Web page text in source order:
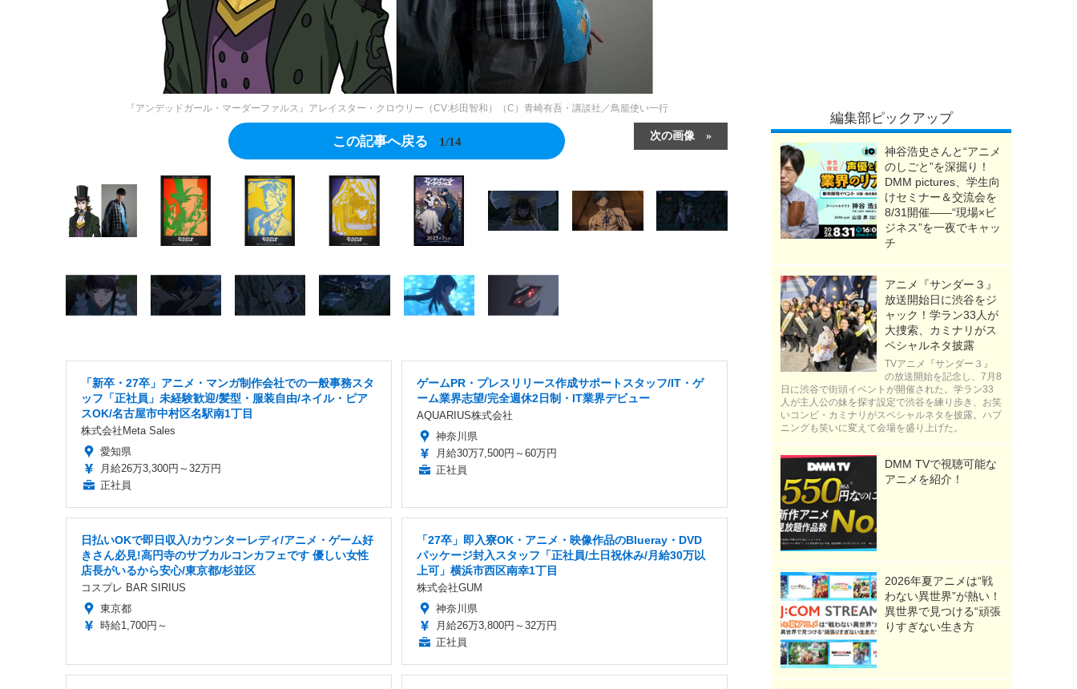
『アンデッドガール・マーダーファルス』アレイスター・クロウリー（CV:杉田智和）（C）青崎有吾・講談社／鳥籠使い一行
次の画像
この記事へ戻る 1/14
「新卒・27卒」アニメ・マンガ制作会社での一般事務スタ
ッフ「正社員」未経験歓迎/髪型・服装自由/ネイル・ピア
スOK/名古屋市中村区名駅南1丁目
株式会社Meta Sales
愛知県
月給26万3,300円～32万円
正社員
ゲームPR・プレスリリース作成サポートスタッフ/IT・ゲ
ーム業界志望/完全週休2日制・IT業界デビュー
AQUARIUS株式会社
神奈川県
月給30万7,500円～60万円
正社員
日払いOKで即日収入/カウンターレディ/アニメ・ゲーム好
きさん必見!高円寺のサブカルコンカフェです 優しい女性
店長がいるから安心/東京都/杉並区
コスプレ BAR SIRIUS
東京都
時給1,700円～
「27卒」即入寮OK・アニメ・映像作品のBlueray・DVD
パッケージ封入スタッフ「正社員/土日祝休み/月給30万以
上可」横浜市西区南幸1丁目
株式会社GUM
神奈川県
月給26万3,800円～32万円
正社員
編集部ピックアップ
神谷浩史さんと“アニメ
のしごと”を深掘り！
DMM pictures、学生向
けセミナー＆交流会を
8/31開催――“現場×ビ
ジネス”を一夜でキャッ
チ
アニメ『サンダー３』
放送開始日に渋谷をジ
ャック！学ラン33人が
大捜索、カミナリがス
ペシャルネタ披露
TVアニメ『サンダー３』
の放送開始を記念し、7月8
日に渋谷で街頭イベントが開催された。学ラン33
人が主人公の妹を探す設定で渋谷を練り歩き、お笑
いコンビ・カミナリがスペシャルネタを披露。ハプ
ニングも笑いに変えて会場を盛り上げた。
DMM TVで視聴可能な
アニメを紹介！
2026年夏アニメは“戦
わない異世界”が熱い！
異世界で見つける“頑張
りすぎない生き方